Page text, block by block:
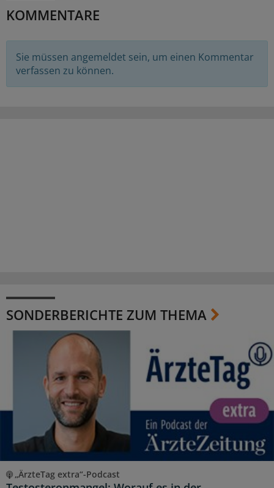
KOMMENTARE
Sie müssen angemeldet sein, um einen Kommentar
verfassen zu können.
SONDERBERICHTE ZUM THEMA
„ÄrzteTag extra“-Podcast